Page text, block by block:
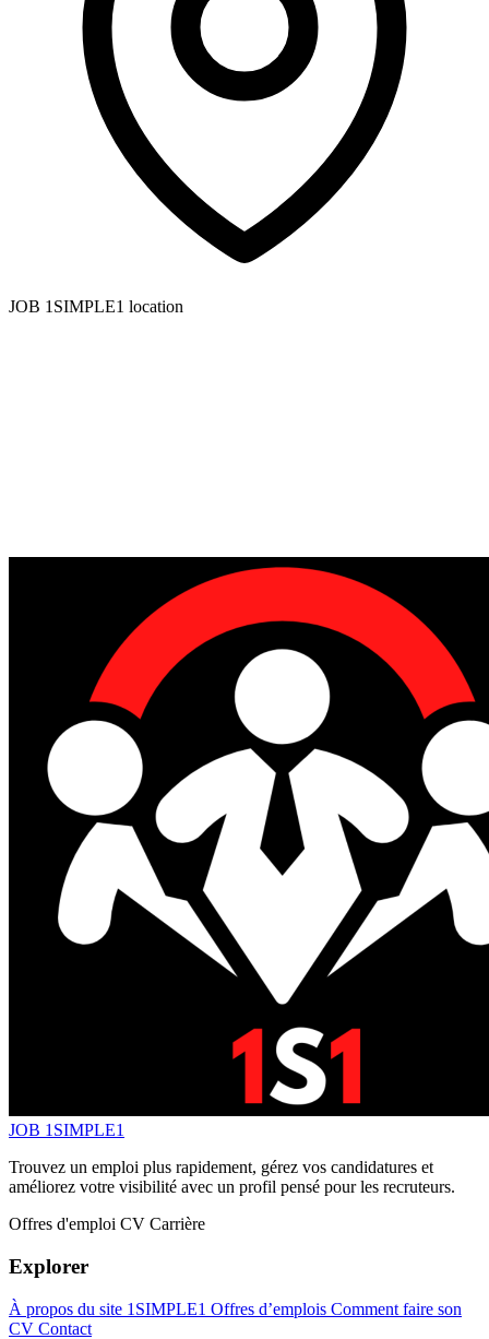
JOB 1SIMPLE1 location
JOB 1SIMPLE1
Trouvez un emploi plus rapidement, gérez vos candidatures et
améliorez votre visibilité avec un profil pensé pour les recruteurs.
Offres d'emploi CV Carrière
Explorer
À propos du site 1SIMPLE1 Offres d’emplois Comment faire son
CV Contact